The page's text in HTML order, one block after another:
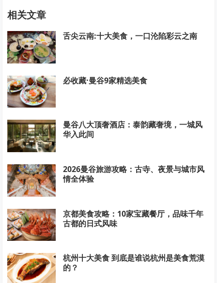
相关文章
舌尖云南:十大美食，一口沦陷彩云之南
必收藏·曼谷9家精选美食
曼谷八大顶奢酒店：泰韵藏奢境，一城风
华入此间
2026曼谷旅游攻略：古寺、夜景与城市风
情全体验
京都美食攻略：10家宝藏餐厅，品味千年
古都的日式风味
杭州十大美食 到底是谁说杭州是美食荒漠
的？